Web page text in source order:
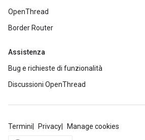
OpenThread
Border Router
Assistenza
Bug e richieste di funzionalità
Discussioni OpenThread
Termini Privacy Manage cookies